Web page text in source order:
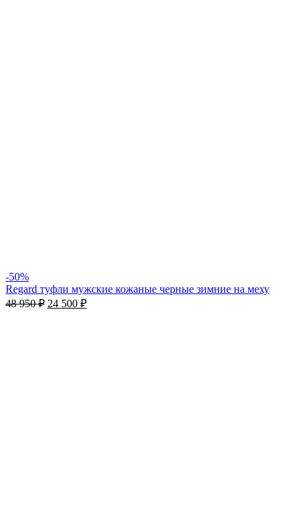
-50%
Regard туфли мужские кожаные черные зимние на меху
48 950₽ 24 500 ₽